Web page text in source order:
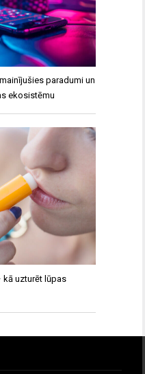
paradumi un
ekosistēmu
uzturēt lūpas